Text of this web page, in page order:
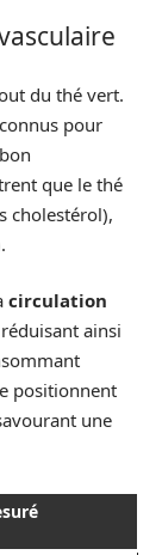
du thé vert.
pour
que le thé
cholestérol),
circulation
ainsi
positionnent
une